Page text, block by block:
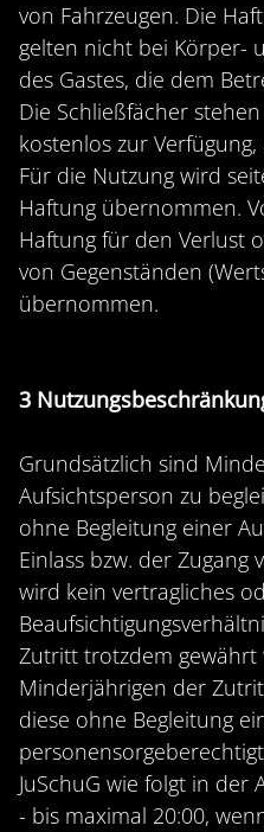
von Fahrzeugen. Die
gelten nicht bei Körper-
des Gastes, die dem
Die Schließfächer
kostenlos zur
Für die Nutzung wird
Haftung übernommen.
Haftung für den Verlust
von Gegenständen
übernommen.
3
Grundsätzlich sind
Aufsichtsperson zu
ohne Begleitung einer
Einlass bzw. der Zugang
wird kein vertragliches
Zutritt trotzdem gewährt
Minderjährigen der
diese ohne Begleitung
JuSchuG wie folgt in der
- bis maximal 20:00,